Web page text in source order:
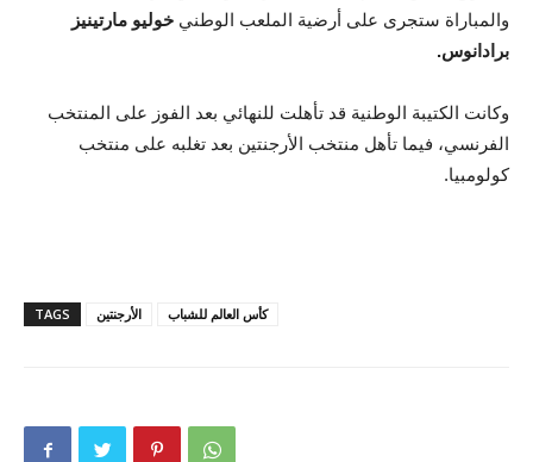
والمباراة ستجرى على أرضية الملعب الوطني خوليو مارتينيز
برادانوس.
وكانت الكتيبة الوطنية قد تأهلت للنهائي بعد الفوز على المنتخب
الفرنسي، فيما تأهل منتخب الأرجنتين بعد تغلبه على منتخب
كولومبيا.
TAGS الأرجنتين كأس العالم للشباب